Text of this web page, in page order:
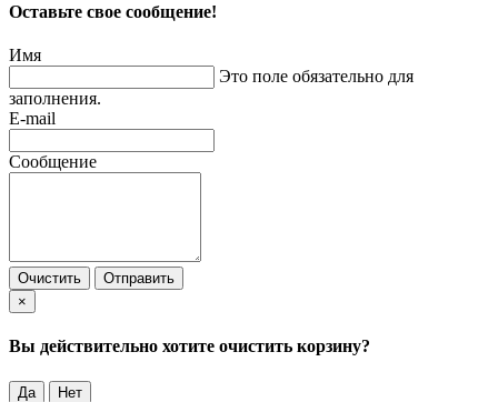
Оставьте свое сообщение!
Имя
Это поле обязательно для
заполнения.
E-mail
Сообщение
Очистить
Отправить
×
Вы действительно хотите очистить корзину?
Да Нет